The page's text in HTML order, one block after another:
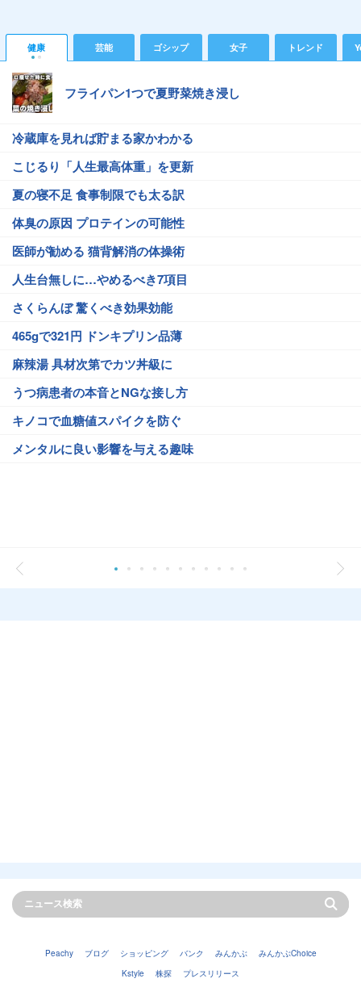
健康 芸能 ゴシップ 女子 トレンド
フライパン1つで夏野菜焼き浸し
冷蔵庫を見れば貯まる家かわかる
こじるり「人生最高体重」を更新
夏の寝不足 食事制限でも太る訳
体臭の原因 プロテインの可能性
医師が勧める 猫背解消の体操術
人生台無しに…やめるべき7項目
さくらんぼ 驚くべき効果効能
465gで321円 ドンキプリン品薄
麻辣湯 具材次第でカツ丼級に
うつ病患者の本音とNGな接し方
キノコで血糖値スパイクを防ぐ
メンタルに良い影響を与える趣味
Peachy ブログ ショッピング バンク みんかぶ
みんかぶChoice
Kstyle
株探 プレスリリース